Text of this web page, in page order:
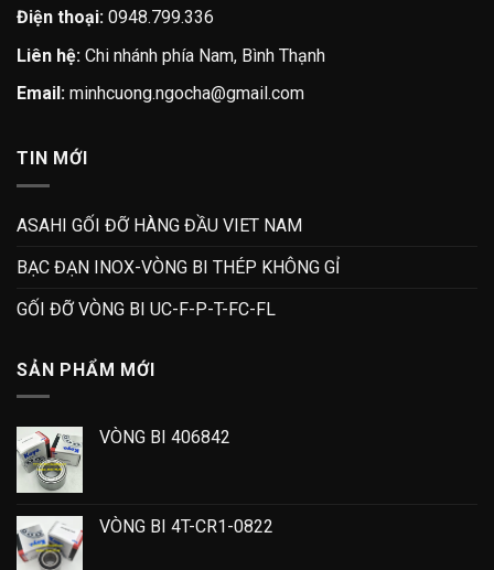
Điện thoại: 0948.799.336
Liên hệ: Chi nhánh phía Nam, Bình Thạnh
Email: minhcuong.ngocha@gmail.com
TIN MỚI
ASAHI GỐI ĐỠ HÀNG ĐẦU VIET NAM
BẠC ĐẠN INOX-VÒNG BI THÉP KHÔNG GỈ
GỐI ĐỠ VÒNG BI UC-F-P-T-FC-FL
SẢN PHẨM MỚI
VÒNG BI 406842
VÒNG BI 4T-CR1-0822